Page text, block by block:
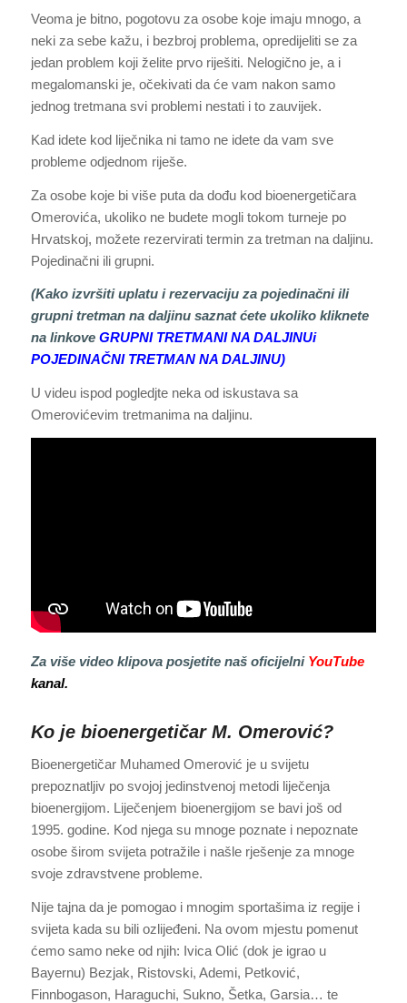
Veoma je bitno, pogotovu za osobe koje imaju mnogo, a
neki za sebe kažu, i bezbroj problema, opredijeliti se za
jedan problem koji želite prvo riješiti. Nelogično je, a i
megalomanski je, očekivati da će vam nakon samo
jednog tretmana svi problemi nestati i to zauvijek.
Kad idete kod liječnika ni tamo ne idete da vam sve
probleme odjednom riješe.
Za osobe koje bi više puta da dođu kod bioenergetičara
Omerovića, ukoliko ne budete mogli tokom turneje po
Hrvatskoj, možete rezervirati termin za tretman na daljinu.
Pojedinačni ili grupni.
(Kako izvršiti uplatu i rezervaciju za pojedinačni ili
grupni tretman na daljinu saznat ćete ukoliko kliknete
na linkove GRUPNI TRETMANI NA DALJINUi
POJEDINAČNI TRETMAN NA DALJINU)
U videu ispod pogledjte neka od iskustava sa
Omerovićevim tretmanima na daljinu.
Za više video klipova posjetite naš oficijelni YouTube
kanal.
Ko je bioenergetičar M. Omerović?
Bioenergetičar Muhamed Omerović je u svijetu
prepoznatljiv po svojoj jedinstvenoj metodi liječenja
bioenergijom. Liječenjem bioenergijom se bavi još od
1995. godine. Kod njega su mnoge poznate i nepoznate
osobe širom svijeta potražile i našle rješenje za mnoge
svoje zdravstvene probleme.
Nije tajna da je pomogao i mnogim sportašima iz regije i
svijeta kada su bili ozlijeđeni. Na ovom mjestu pomenut
ćemo samo neke od njih: Ivica Olić (dok je igrao u
Bayernu) Bezjak, Ristovski, Ademi, Petković,
Finnbogason, Haraguchi, Sukno, Šetka, Garsia… te